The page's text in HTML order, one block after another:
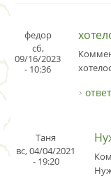
федор
сб,
09/16/2023
- 10:36
Таня
вс, 04/04/2021
- 19:20